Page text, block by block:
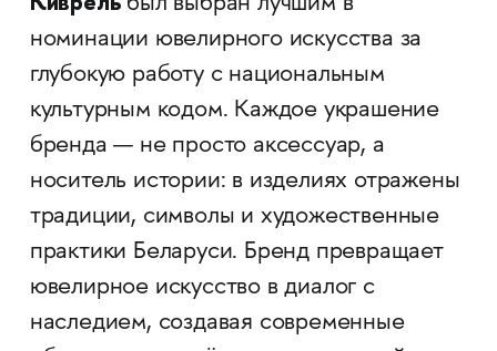
номинации ювелирного искусства за
глубокую работу с национальным
культурным кодом. Каждое украшение
бренда — не просто аксессуар, а
носитель истории: в изделиях отражены
традиции, символы и художественные
практики Беларуси. Бренд превращает
ювелирное искусство в диалог с
наследием, создавая современные